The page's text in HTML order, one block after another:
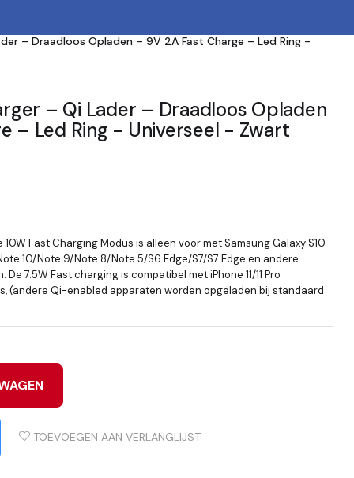
– Draadloos Opladen – 9V 2A Fast Charge – Led Ring -
– Qi Lader – Draadloos Opladen
– Led Ring - Universeel - Zwart
10W Fast Charging Modus is alleen voor met Samsung Galaxy S10
10/Note 9/Note 8/Note 5/S6 Edge/S7/S7 Edge en andere
7.5W Fast charging is compatibel met iPhone 11/11 Pro
(andere Qi-enabled apparaten worden opgeladen bij standaard
TOEVOEGEN AAN VERLANGLIJST